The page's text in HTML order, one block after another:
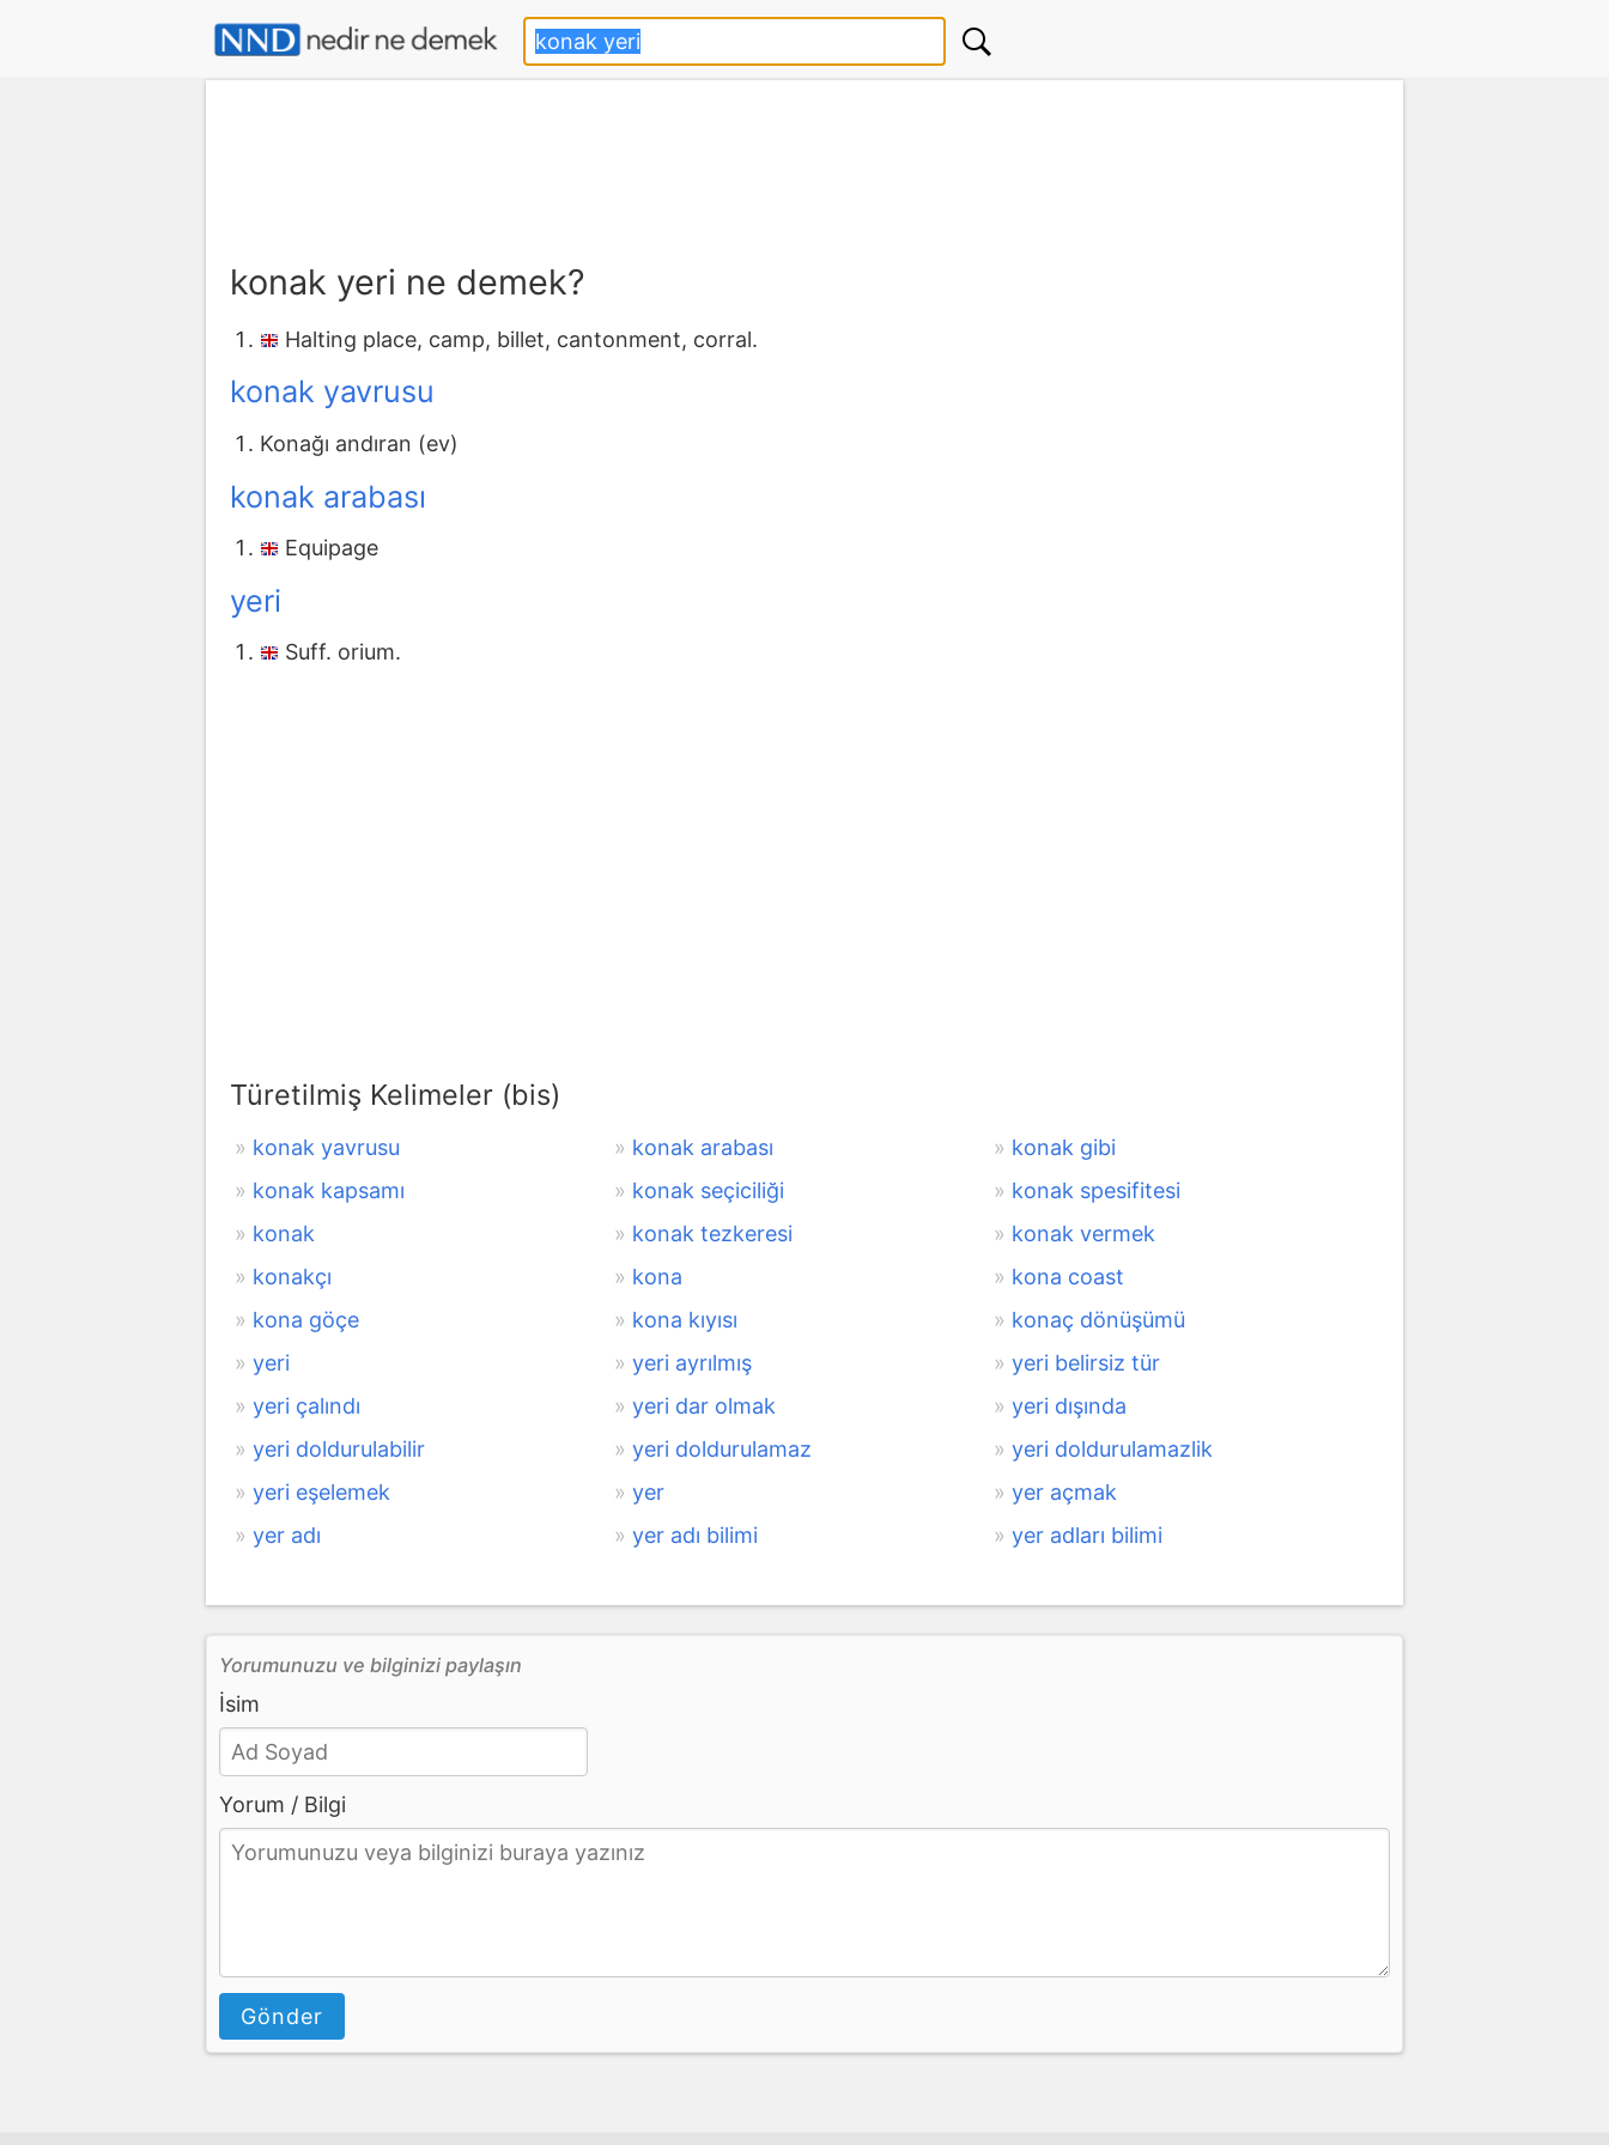
konak yeri ne demek?
Halting place, camp, billet, cantonment, corral.
konak yavrusu
Konağı andıran (ev)
konak arabası
Equipage
yeri
Suff. orium.
Türetilmiş Kelimeler (bis)
konak yavrusu konak arabası
konak gibi
konak kapsamı
konak seçiciliği
konak spesifitesi
konak
konak tezkeresi
konak vermek
konakçı
kona
kona coast
kona göçe
kona kıyısı
konaç dönüşümü
yeri
yeri ayrılmış
yeri belirsiz tür
yeri çalındı
yeri dar olmak
yeri dışında
yeri doldurulabilir
yeri doldurulamaz
yeri doldurulamazlik
yeri eşelemek
yer
yer açmak
yer adı
yer adı bilimi yer adları bilimi
Yorumunuzu ve bilginizi paylaşın
İsim
Yorum / Bilgi
Gönder